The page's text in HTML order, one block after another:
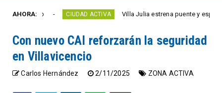
AHORA:
año CIUDAD ACTIVA Villa Julia estrena puente y espacios
Con nuevo CAI reforzarán la seguridad
en Villavicencio
Carlos Hernández 2/11/2025 ZONA ACTIVA